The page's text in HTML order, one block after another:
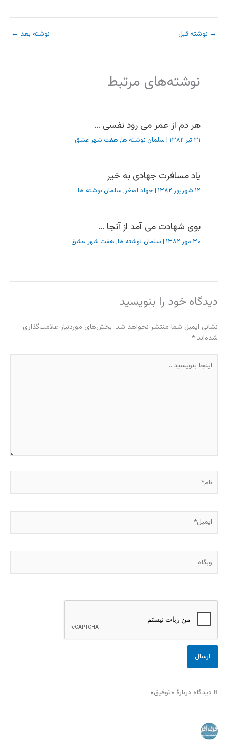
→ نوشته قبل نوشته بعد ←
نوشته‌های مرتبط
هر دم از عمر می رود نفسی …
۳۱ تیر ۱۳۸۲ | سلمان نوشته ها, هفت شهر عشق
یاد مسافرت جهادی به خیر
۱۲ شهریور ۱۳۸۲ | جهاد اصغر, سلمان نوشته ها
بوی شهادت می آمد از آنجا …
۳۰ مهر ۱۳۸۲ | سلمان نوشته ها, هفت شهر عشق
دیدگاه‌ خود را بنویسید
نشانی ایمیل شما منتشر نخواهد شد. بخش‌های موردنیاز علامت‌گذاری
شده‌اند *
بنویسید…
وبگاه
8 دیدگاه دربارهٔ «توفیق»